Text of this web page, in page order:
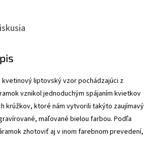
liptovský vzor pochádzajúci z
vznikol jednoduchým spájaním kvietkov
krúžkov, ktoré nám vytvorili takýto zaujímavý
maľované bielou farbou. Podľa
zhotoviť aj v inom farebnom prevedení,